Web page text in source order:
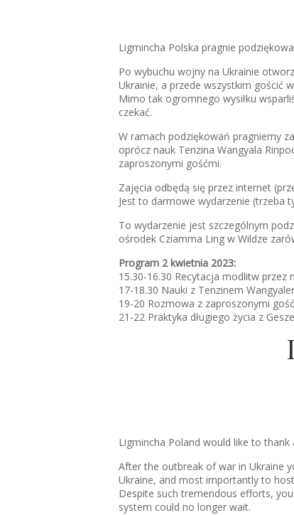
Ligmincha Polska pragnie
Po wybuchu wojny na Ukrainie
Ukrainie, a przede wszystkim gościć
Mimo tak ogromnego wysiłku
czekać.
W ramach podziękowań pragniemy
oprócz nauk Tenzina Wangyala
zaproszonymi gośćmi.
Zajęcia odbędą się przez internet
Jest to darmowe wydarzenie (trzeba
To wydarzenie jest szczególnym
ośrodek Cziamma Ling w Wildze
Program 2 kwietnia 2023:
15.30-16.30 Recytacja modlitw przez
17-18.30 Nauki z Tenzinem
19-20 Rozmowa z zaproszonymi
21-22 Praktyka długiego życia z
Ligmincha Poland would like to
After the outbreak of war in Ukraine
Ukraine, and most importantly to
Despite such tremendous efforts,
system could no longer wait.